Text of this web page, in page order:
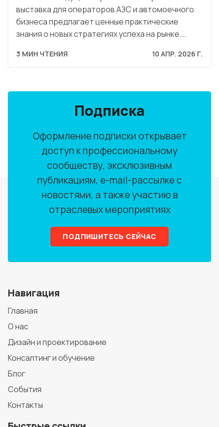
выставка для операторов АЗС и автомоечного
бизнеса предлагает ценные практические
знания о новых стратегиях успеха на рынке.…
3 МИН ЧТЕНИЯ 10 АПР. 2026 Г.
Подписка
Оформление подписки открывает
доступ к профессиональному
сообществу, эксклюзивным
публикациям, e-mail-рассылке с
новостями, а также участию в
отраслевых мероприятиях
ПОДПИШИТЕСЬ СЕЙЧАС
Навигация
Главная
О нас
Дизайн и проектирование
Консалтинг и обучение
Блог
События
Контакты